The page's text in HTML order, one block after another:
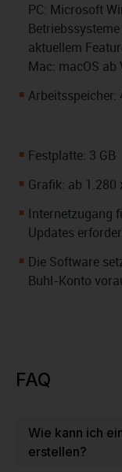
PC: Microsoft
aktuellem
Mac: macOS ab
Arbeitsspeicher:
Festplatte: 3 GB
Grafik: ab 1.280
Internetzugang
Updates
Die Software
Buhl-Konto
FAQ
Wie kann ich
erstellen?